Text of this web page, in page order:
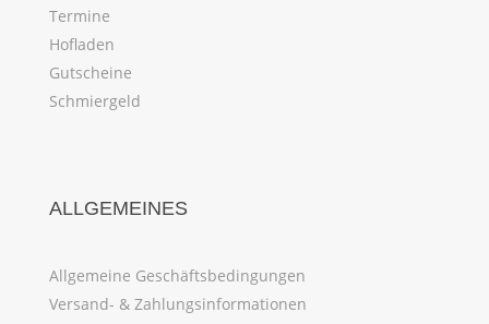
Termine
Hofladen
Gutscheine
Schmiergeld
ALLGEMEINES
Allgemeine Geschäftsbedingungen
Versand- & Zahlungsinformationen